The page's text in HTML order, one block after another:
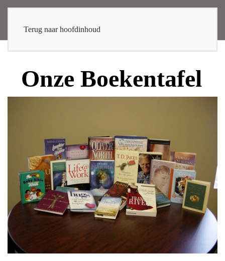
Terug naar hoofdinhoud
Onze Boekentafel